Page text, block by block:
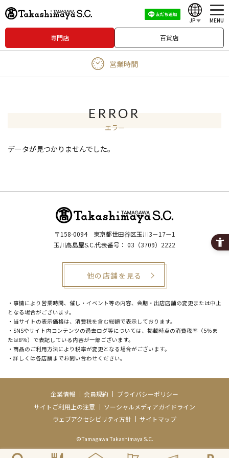
専門店 百貨店
JP
English
MENU
営業時間
ERROR
エラー
データが見つかりませんでした。
〒158-0094 東京都世田谷区玉川3－17－1
玉川高島屋S.C.代表番号： 03（3709）2222
他の店舗を見る
・事情により営業時間、催し・イベント等の内容、会期・出店店舗の変更または中止
となる場合がございます。
・当サイトの表示価格は、消費税を含む総額で表示しております。
・SNSやサイト内コンテンツの過去ログ等については、掲載時点の消費税率（5％ま
たは8％）で表記している内容が一部ございます。
・商品のご利用方法により税率が変更となる場合がございます。
・詳しくは各店舗までお問い合わせください。
企業情報 会員規約
プライバシーポリシー
サイトご利用上の注意
ソーシャルメディアガイドライン
ウェブアクセシビリティ方針
サイトマップ
©Tamagawa Takashimaya S.C.